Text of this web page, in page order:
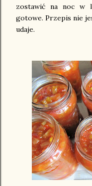
zostawić na noc w
gotowe. Przepis nie
udaje.